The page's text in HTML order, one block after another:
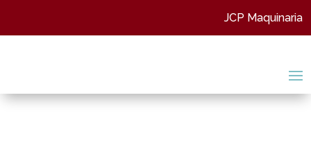
JCP Maquinaria